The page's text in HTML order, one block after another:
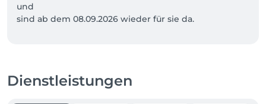
und
sind ab dem 08.09.2026 wieder für sie da.
Dienstleistungen